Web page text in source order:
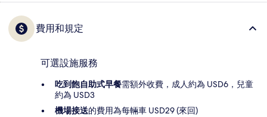
費用和規定
可選設施服務
吃到飽自助式早餐需額外收費，成人約為 USD6，兒童
約為 USD3
機場接送的費用為每輛車 USD29 (來回)